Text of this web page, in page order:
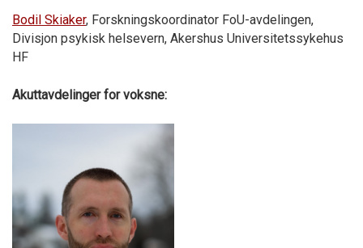
Bodil Skiaker, Forskningskoordinator FoU-avdelingen,
Divisjon psykisk helsevern, Akershus Universitetssykehus
HF
Akuttavdelinger for voksne: